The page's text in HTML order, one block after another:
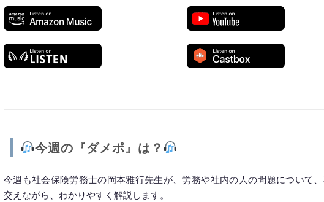
今週の『ダメポ』は？
今週も社会保険労務士の岡本雅行先生が、労務や社内の人の問題について
交えながら、わかりやすく解説します。